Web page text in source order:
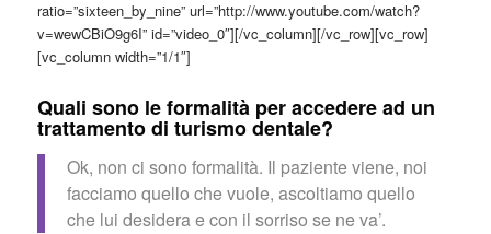
ratio=”sixteen_by_nine” url=”http://www.youtube.com/watch?
v=wewCBiO9g6I” id=”video_0″][/vc_column][/vc_row][vc_row]
[vc_column width=”1/1″]
Quali sono le formalità per accedere ad un
trattamento di turismo dentale?
Ok, non ci sono formalità. Il paziente viene, noi
facciamo quello che vuole, ascoltiamo quello
che lui desidera e con il sorriso se ne va’.